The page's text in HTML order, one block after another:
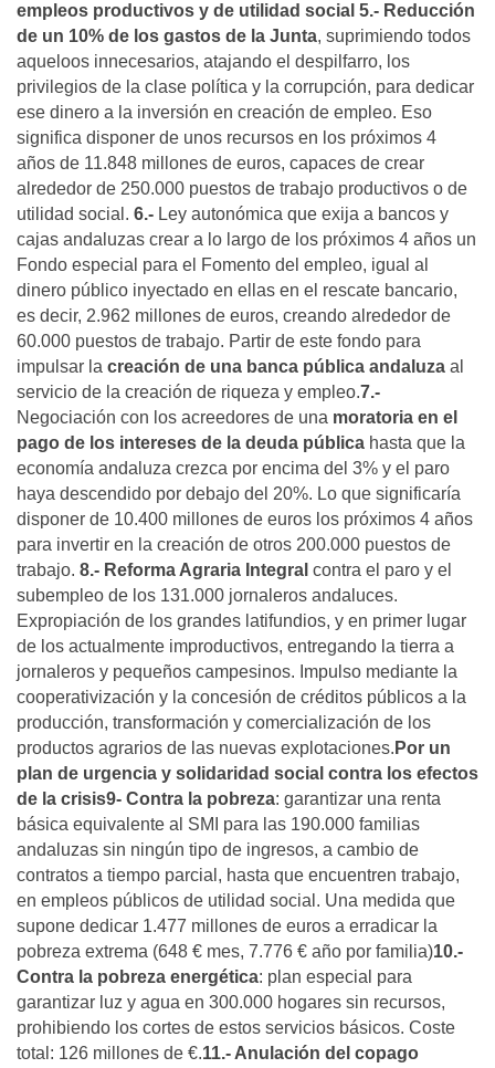
empleos productivos y de utilidad social 5.- Reducción
de un 10% de los gastos de la Junta, suprimiendo todos
aqueloos innecesarios, atajando el despilfarro, los
privilegios de la clase política y la corrupción, para dedicar
ese dinero a la inversión en creación de empleo. Eso
significa disponer de unos recursos en los próximos 4
años de 11.848 millones de euros, capaces de crear
alrededor de 250.000 puestos de trabajo productivos o de
utilidad social. 6.- Ley autonómica que exija a bancos y
cajas andaluzas crear a lo largo de los próximos 4 años un
Fondo especial para el Fomento del empleo, igual al
dinero público inyectado en ellas en el rescate bancario,
es decir, 2.962 millones de euros, creando alrededor de
60.000 puestos de trabajo. Partir de este fondo para
impulsar la creación de una banca pública andaluza al
servicio de la creación de riqueza y empleo.7.-
Negociación con los acreedores de una moratoria en el
pago de los intereses de la deuda pública hasta que la
economía andaluza crezca por encima del 3% y el paro
haya descendido por debajo del 20%. Lo que significaría
disponer de 10.400 millones de euros los próximos 4 años
para invertir en la creación de otros 200.000 puestos de
trabajo. 8.- Reforma Agraria Integral contra el paro y el
subempleo de los 131.000 jornaleros andaluces.
Expropiación de los grandes latifundios, y en primer lugar
de los actualmente improductivos, entregando la tierra a
jornaleros y pequeños campesinos. Impulso mediante la
cooperativización y la concesión de créditos públicos a la
producción, transformación y comercialización de los
productos agrarios de las nuevas explotaciones. Por un
plan de urgencia y solidaridad social contra los efectos
de la crisis9- Contra la pobreza: garantizar una renta
básica equivalente al SMI para las 190.000 familias
andaluzas sin ningún tipo de ingresos, a cambio de
contratos a tiempo parcial, hasta que encuentren trabajo,
en empleos públicos de utilidad social. Una medida que
supone dedicar 1.477 millones de euros a erradicar la
pobreza extrema (648 € mes, 7.776 € año por familia)10.-
Contra la pobreza energética: plan especial para
garantizar luz y agua en 300.000 hogares sin recursos,
prohibiendo los cortes de estos servicios básicos. Coste
total: 126 millones de €.11.- Anulación del copago